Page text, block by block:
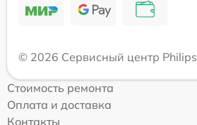
© 2026 Сервисный центр Philips
Стоимость ремонта
Оплата и доставка
Контакты